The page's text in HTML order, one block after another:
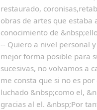
restaurado,
obras de artes que estaba
conocimiento de
-- Quiero a nivel personal
mejor forma posible para
sucesivas, no volvamos a
me consta que si no es
luchado &nbsp;como el,
gracias al el. &nbsp;Por